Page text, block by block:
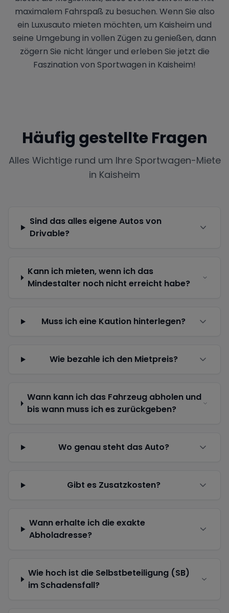
maximalem Fahrspaß zu besuchen. Wenn Sie also
ein Luxusauto mieten möchten, um Kaisheim und
seine Umgebung in vollen Zügen zu genießen, dann
zögern Sie nicht länger und erleben Sie jetzt die
Faszination von Sportwagen in Kaisheim!
Häufig gestellte Fragen
Alles Wichtige rund um Ihre Sportwagen-Miete
in Kaisheim
Sind das alles eigene Autos von
Drivable?
Kann ich mieten, wenn ich das
Mindestalter noch nicht erreicht habe?
Muss ich eine Kaution hinterlegen?
Wie bezahle ich den Mietpreis?
Wann kann ich das Fahrzeug abholen und
bis wann muss ich es zurückgeben?
Wo genau steht das Auto?
Gibt es Zusatzkosten?
Wann erhalte ich die exakte
Abholadresse?
Wie hoch ist die Selbstbeteiligung (SB)
im Schadensfall?